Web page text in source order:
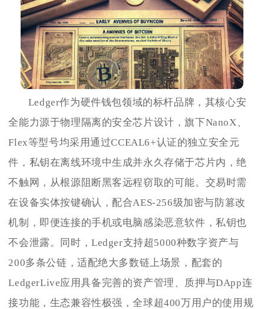
Ledger作为硬件钱包领域的标杆品牌，其核心安
全能力源于物理隔离的安全芯片设计，旗下NanoX、
Flex等型号均采用通过CCEAL6+认证的独立安全元
件，私钥在离线环境中生成并永久存储于芯片内，绝
不触网，从根源阻断黑客远程窃取的可能。交易时需
在设备实体按键确认，配合AES-256级加密与防篡改
机制，即便连接的手机或电脑感染恶意软件，私钥也
不会泄露。同时，Ledger支持超5000种数字资产与
200多条公链，适配绝大多数链上场景，配套的
LedgerLive应用具备完善的资产管理、质押与DApp连
接功能，生态兼容性极强，全球超400万用户的使用规